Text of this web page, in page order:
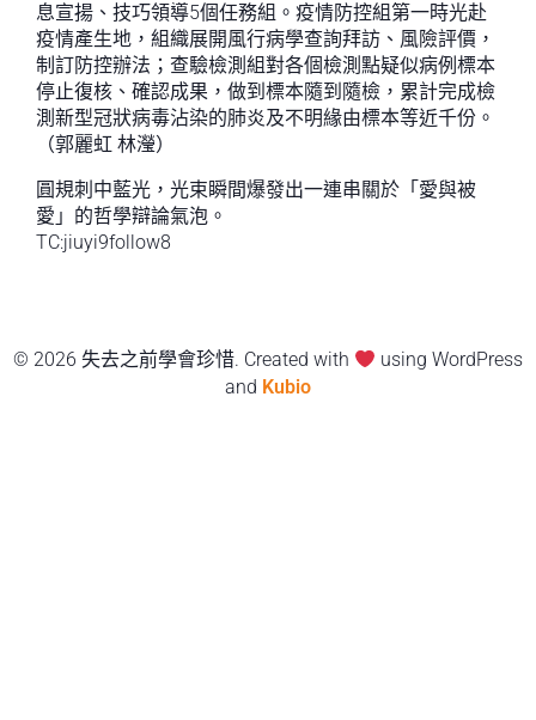
息宣揚、技巧領導5個任務組。疫情防控組第一時光赴
疫情產生地，組織展開風行病學查詢拜訪、風險評價，
制訂防控辦法；查驗檢測組對各個檢測點疑似病例標本
停止復核、確認成果，做到標本隨到隨檢，累計完成檢
測新型冠狀病毒沾染的肺炎及不明緣由標本等近千份。
（郭麗虹 林瀅）
圓規刺中藍光，光束瞬間爆發出一連串關於「愛與被
愛」的哲學辯論氣泡。
TC:jiuyi9follow8
© 2026 失去之前學會珍惜. Created with
using WordPress
and Kubio